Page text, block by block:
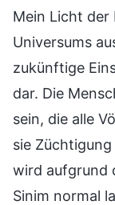
Mein Licht der
Universums
zukünftige
dar. Die
sein, die alle
sie
wird aufgrund
Sinim normal